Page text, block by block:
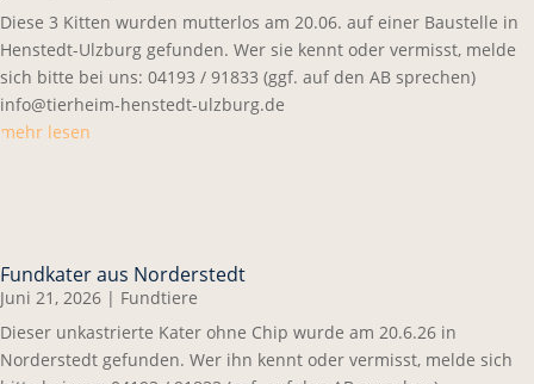
Diese 3 Kitten wurden mutterlos am 20.06. auf einer Baustelle in
Henstedt-Ulzburg gefunden. Wer sie kennt oder vermisst, melde
sich bitte bei uns: 04193 / 91833 (ggf. auf den AB sprechen)
info@tierheim-henstedt-ulzburg.de
mehr lesen
Fundkater aus Norderstedt
Juni 21, 2026 | Fundtiere
Dieser unkastrierte Kater ohne Chip wurde am 20.6.26 in
Norderstedt gefunden. Wer ihn kennt oder vermisst, melde sich